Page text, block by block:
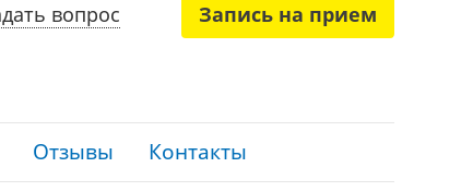
вопрос Запись на прием
Отзывы Контакты